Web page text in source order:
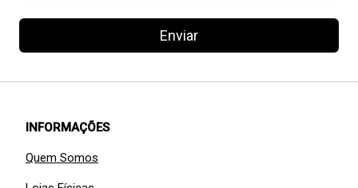
Enviar
INFORMAÇÕES
Quem Somos